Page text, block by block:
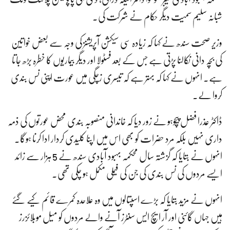
شبانہ سلیم سمیت دیگر حکام نے شرکت کی۔
وزیر صحت سندھ نے کہا کہ زیادہ سی سیکشن آپریشنز کی وجہ سے بعض خواتین
کی بچہ دانی نکالنا پڑتی ہے جس کے بعد فسٹولا اور دیگر بیماریوں کا خطرہ بڑھ جاتا
ہے۔ انہوں نے کہا کہ بہتر ہے کہ تیسری زچگی میں عورت اپنی نس بندی
کروا لے۔
ڈاکٹر عذرا فضل پیچوہو نے زور دیا کہ خاندانی منصوبہ بندی محض عورتوں کی ذمہ
داری نہیں بلکہ مرد حضرات کو بھی اس میں اپنا کلیدی کردار ادا کرنا ہوگا۔
انہوں نے بتایا کہ گزشتہ سال محکمہ بہبود آبادی سندھ نے 5 ہزار سے زائد
ایسے مردوں کی نس بندی کی جن کی فیملی مکمل ہو چکی تھی۔
انہوں نے مزید بتایا کہ بڑے اسپتالوں میں وہ علاحدہ کمرے قائم کیے گئے
ہیں جہاں گائنی اور آر ایچ ایس سنٹرز آنے والے مردوں کو میل موبلائزرز